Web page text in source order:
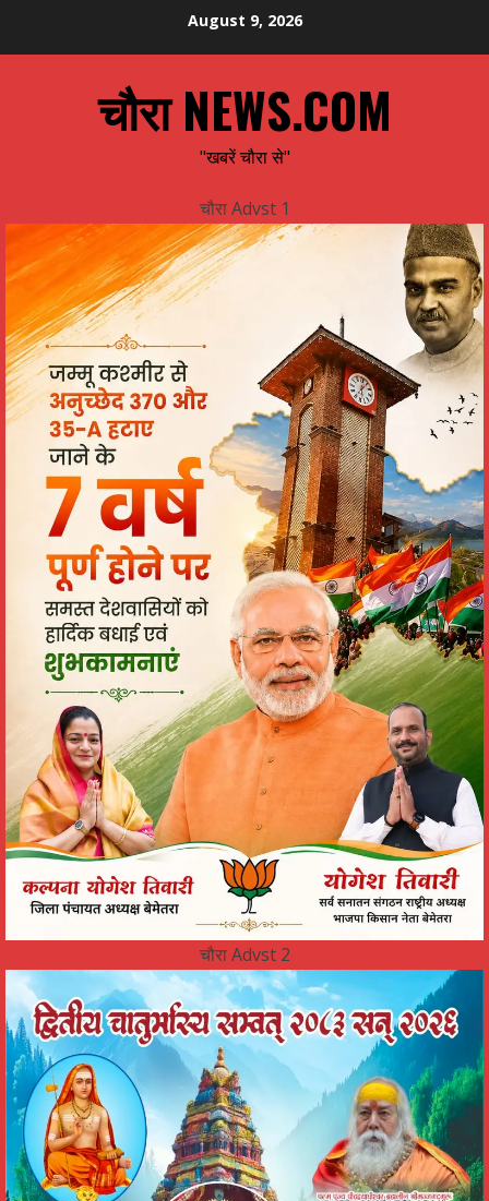
August 9, 2026
चौरा NEWS.COM
"खबरें चौरा से"
चौरा Advst 1
चौरा Advst 2